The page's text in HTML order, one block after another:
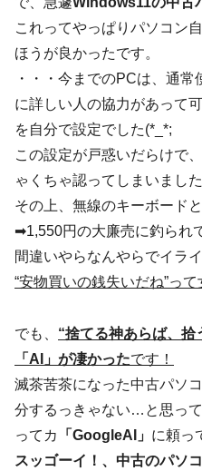
これってやっぱりパソコン
ほうが良かったです。
・・・今までのPCは、通
に詳しい人の協力があって
を自分で設定でした(*_*;
この設定が戸惑いだらけで
ゃくちゃ認ってしまいました
その上、無線のキーボード
➡1,550円の大廉売に釣られ
間違いやらなんやらでイラ
“安物買いの銭失いだね”っ
でも、 “捨てる神あらば、拾
「AI」が凄かったです！
滅茶苦茶になった中古パソ
分するっきゃない…と思っ
ってカ
「GoogleAI」 に頼っ
スッゴーイ！、中古のパソ